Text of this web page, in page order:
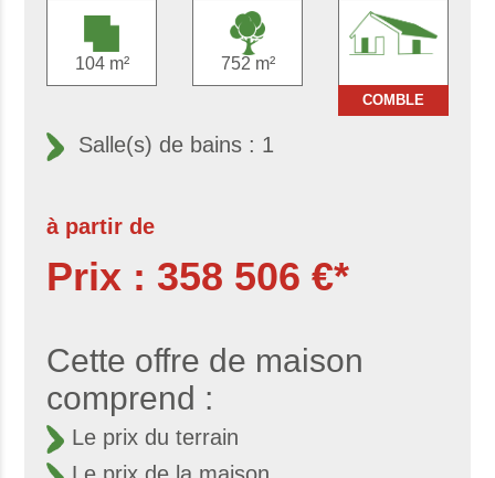
104 m² 752 m²
COMBLE
Salle(s) de bains : 1
à partir de
Prix : 358 506 €*
Cette offre de maison
comprend :
Le prix du terrain